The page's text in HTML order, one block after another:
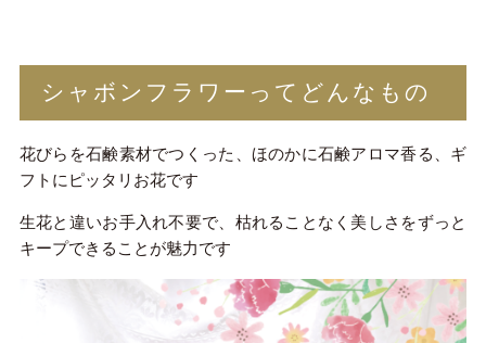
シャボンフラワーってどんなもの
花びらを石鹸素材でつくった、ほのかに石鹸アロマ香る、ギ
フトにピッタリお花です
生花と違いお手入れ不要で、枯れることなく美しさをずっと
キープできることが魅力です